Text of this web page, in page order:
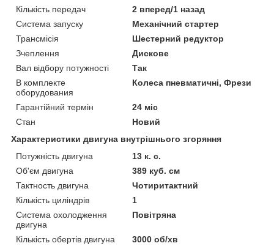
Кількість передач
2 вперед/1 назад
Система запуску
Механічний стартер
Трансмісія
Шестерний редуктор
Зчеплення
Дискове
Вал відбору потужності
Так
В комплекте
оборудования
Колеса пневматичні, Фрези
Гарантійний термін
24 міс
Стан
Новий
Характеристики двигуна внутрішнього згоряння
Потужність двигуна
13 к. с.
Об'єм двигуна
389 куб. см
Тактность двигуна
Чотиритактний
Кількість циліндрів
1
Система охолодження
двигуна
Повітряна
Кількість обертів двигуна
3000 об/хв